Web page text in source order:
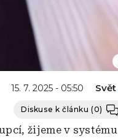
15. 7. 2025 - 05:50 Svět
Diskuse k článku(0)
žijeme v systému